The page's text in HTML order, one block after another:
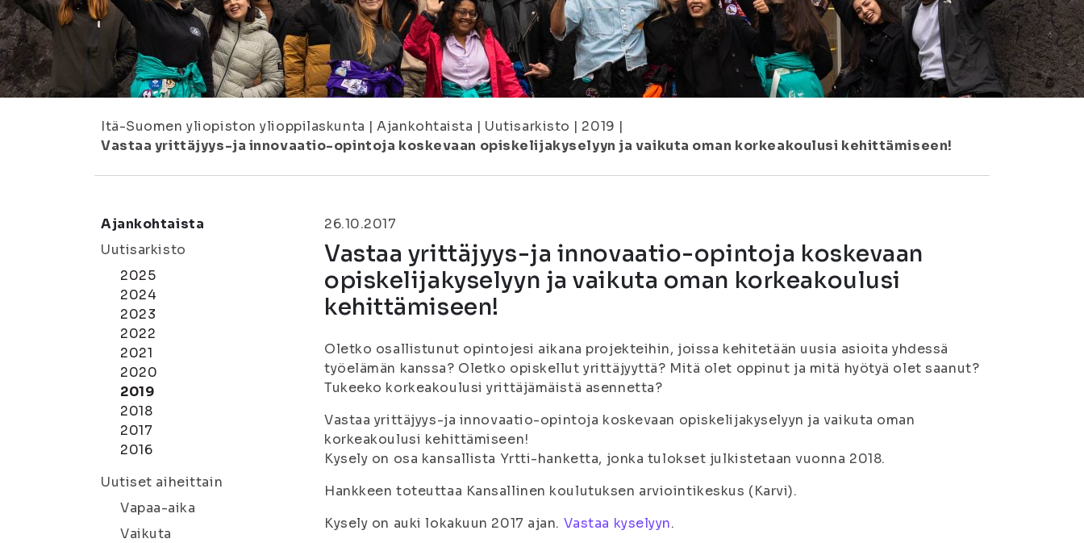
Itä-Suomen yliopiston ylioppilaskunta | Ajankohtaista | Uutisarkisto | 2019 |
Vastaa yrittäjyys-ja innovaatio-opintoja koskevaan opiskelijakyselyyn ja vaikuta oman korkeakoulusi kehittämiseen!
Ajankohtaista
Uutisarkisto
2025
2024
2023
2022
2021
2020
2019
2018
2017
2016
Uutiset aiheittain
Vapaa-aika
Vaikuta
26.10.2017
Vastaa yrittäjyys-ja innovaatio-opintoja koskevaan
opiskelijakyselyyn ja vaikuta oman korkeakoulusi
kehittämiseen!
Oletko osallistunut opintojesi aikana projekteihin, joissa kehitetään uusia asioita yhdessä
työelämän kanssa? Oletko opiskellut yrittäjyyttä? Mitä olet oppinut ja mitä hyötyä olet saanut?
Tukeeko korkeakoulusi yrittäjämäistä asennetta?
Vastaa yrittäjyys-ja innovaatio-opintoja koskevaan opiskelijakyselyyn ja vaikuta oman
korkeakoulusi kehittämiseen!
Kysely on osa kansallista Yrtti-hanketta, jonka tulokset julkistetaan vuonna 2018.
Hankkeen toteuttaa Kansallinen koulutuksen arviointikeskus (Karvi).
Kysely on auki lokakuun 2017 ajan. Vastaa kyselyyn.